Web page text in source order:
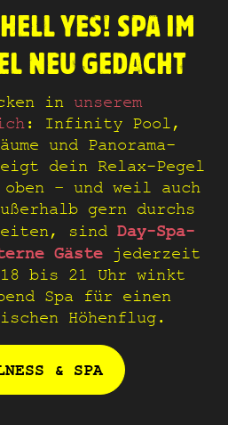
YES! SPA IM
NEU GEDACHT
in unserem
: Infinity Pool,
und Panorama-
dein Relax-Pegel
– und weil auch
gern durchs
sind Day-Spa-
Gästejederzeit
bis 21 Uhr winkt
Spa für einen
Höhenflug.
& SPA